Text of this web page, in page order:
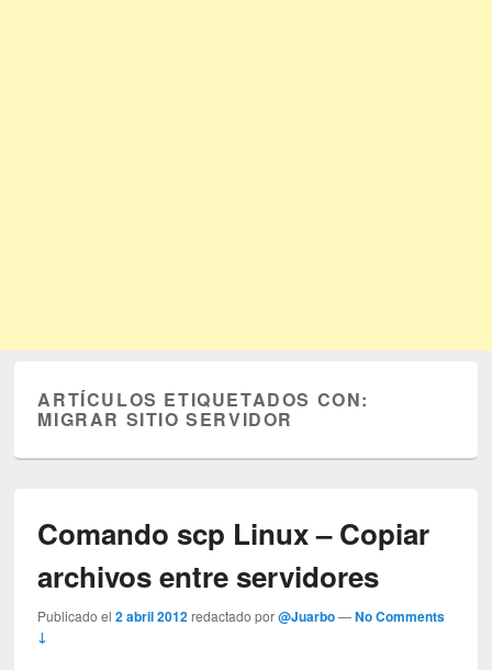
ARTÍCULOS ETIQUETADOS CON:
MIGRAR SITIO SERVIDOR
Comando scp Linux – Copiar
archivos entre servidores
Publicado el2 abril 2012 redactado por@Juarbo —No Comments
↓